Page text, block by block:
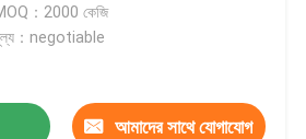
：2000 কেজি
：negotiable
আমাদের সাথে যোগাযোগ